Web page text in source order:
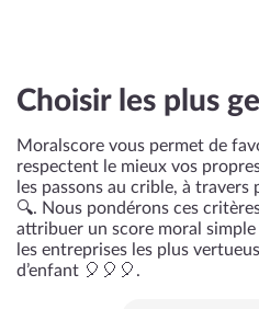
Choisir les plus
Moralscore vous permet de
respectent le mieux vos
les passons au crible, à
🔍. Nous pondérons ces
attribuer un score moral
les entreprises les plus
d’enfant 🎈🎈🎈.